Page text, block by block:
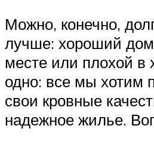
Можно, конечно,
лучше: хороший
месте или плохой
одно: все мы хотим
свои кровные
надежное жилье.